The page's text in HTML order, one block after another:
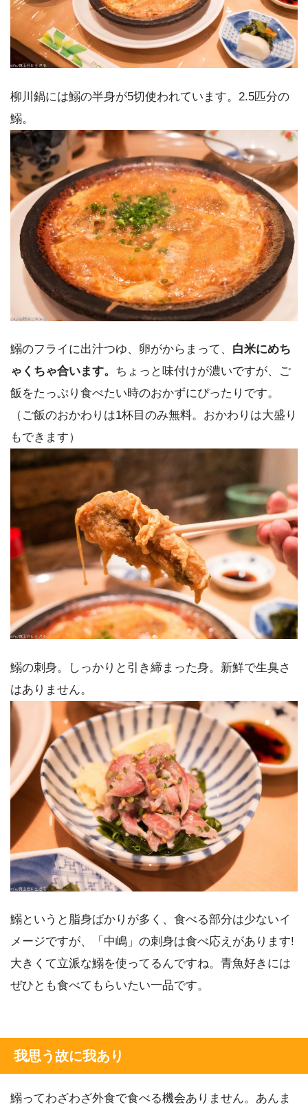
柳川鍋には鰯の半身が5切使われています。2.5匹分の
鰯。
鰯のフライに出汁つゆ、卵がからまって、 白米にめち
ゃくちゃ合います。 ちょっと味付けが濃いですが、ご
飯をたっぷり食べたい時のおかずにぴったりです。
（ご飯のおかわりは1杯目のみ無料。おかわりは大盛り
もできます）
鰯の刺身。しっかりと引き締まった身。新鮮で生臭さ
はありません。
鰯というと脂身ばかりが多く、食べる部分は少ないイ
メージですが、「中嶋」の刺身は食べ応えがあります!
大きくて立派な鰯を使ってるんですね。青魚好きには
ぜひとも食べてもらいたい一品です。
我思う故に我あり
鰯ってわざわざ外食で食べる機会ありません。あんま